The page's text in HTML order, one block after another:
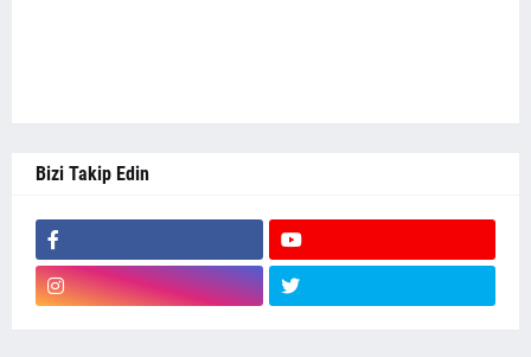
Bizi Takip Edin